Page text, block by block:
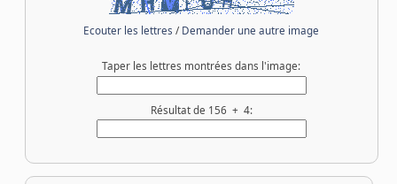
Ecouter les lettres / Demander une autre image
Taper les lettres montrées dans l'image:
Résultat de 156 + 4: